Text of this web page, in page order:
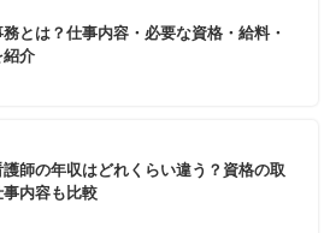
とは？仕事内容・必要な資格・給料・
紹介
師の年収はどれくらい違う？資格の取
内容も比較